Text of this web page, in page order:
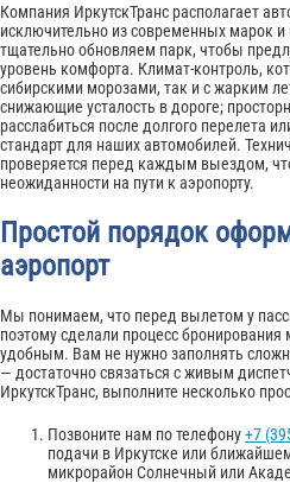
Компания ИркутскТранс располагает
исключительно из современных марок
тщательно обновляем парк, чтобы
уровень комфорта. Климат-контроль,
сибирскими морозами, так и с жарким
снижающие усталость в дороге;
расслабиться после долгого перелета
стандарт для наших автомобилей.
проверяется перед каждым выездом,
неожиданности на пути к аэропорту.
Простой порядок
аэропорт
Мы понимаем, что перед вылетом у
поэтому сделали процесс
удобным. Вам не нужно заполнять
— достаточно связаться с живым
ИркутскТранс, выполните несколько
Позвоните нам по телефону+7
подачи в Иркутске или
микрорайон Солнечный или